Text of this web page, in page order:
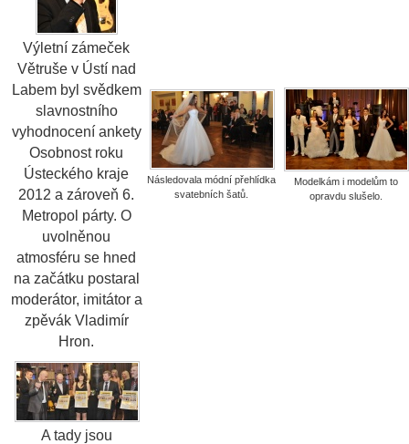
Výletní zámeček
Větruše v Ústí nad
Labem byl svědkem
slavnostního
vyhodnocení ankety
Osobnost roku
Ústeckého kraje
2012 a zároveň 6.
Metropol párty. O
uvolněnou
atmosféru se hned
na začátku postaral
moderátor, imitátor a
zpěvák Vladimír
Hron.
Následovala módní přehlídka
svatebních šatů.
Modelkám i modelům to
opravdu slušelo.
A tady jsou